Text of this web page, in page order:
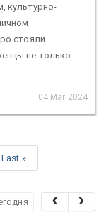
культурно-
стояли
не только
04 Mar 2024
Last »